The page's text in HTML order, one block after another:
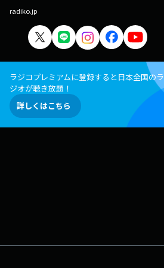
radiko.jp
ラジコプレミアムに登録すると日本全国のラ
ジオが聴き放題！
詳しくはこちら